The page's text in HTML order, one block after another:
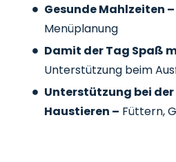
Gesunde Mahlzeiten –
Menüplanung
Damit der Tag Spaß
Unterstützung beim
Unterstützung bei
Haustieren – Füttern,